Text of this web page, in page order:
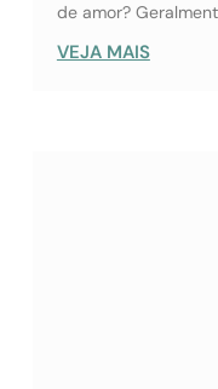
de amor?
VEJA MAIS